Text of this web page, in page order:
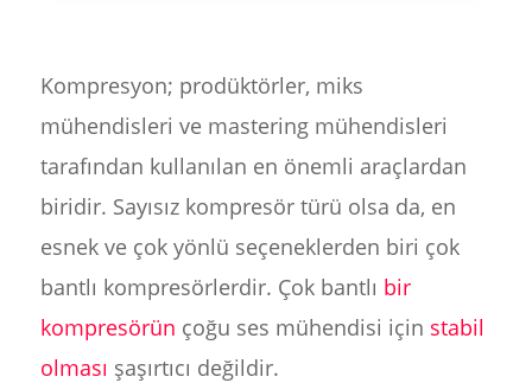
Kompresyon; prodüktörler, miks
mühendisleri ve mastering mühendisleri
tarafından kullanılan en önemli araçlardan
biridir. Sayısız kompresör türü olsa da, en
esnek ve çok yönlü seçeneklerden biri çok
bantlı kompresörlerdir. Çok bantlı bir
kompresörün çoğu ses mühendisi için stabil
olması şaşırtıcı değildir.